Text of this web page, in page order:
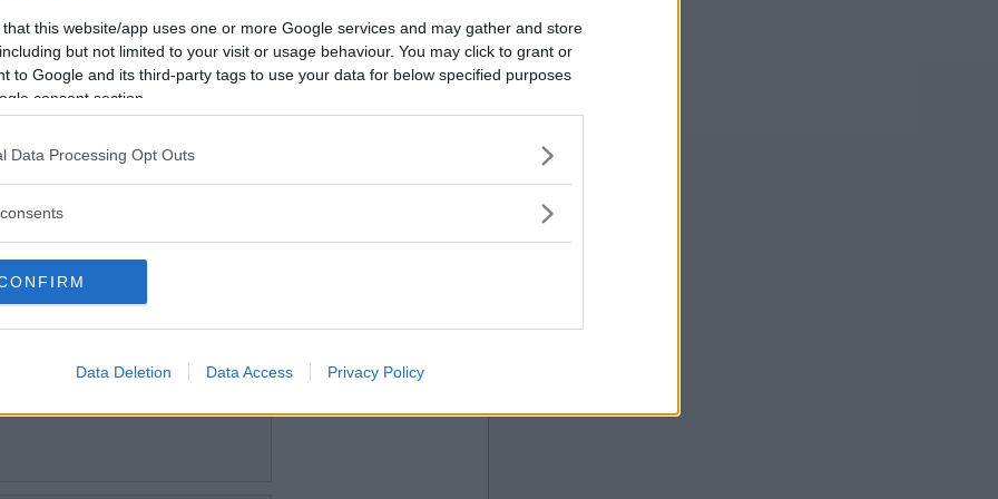
that this website/app uses one or more Google services and may gather and store
but not limited to your visit or usage behaviour. You may click to grant or
to Google and its third-party tags to use your data for below specified purposes
consent section.
Data Processing Opt Outs
Data Deletion Data Access Privacy Policy
Vill du bli
medlem?